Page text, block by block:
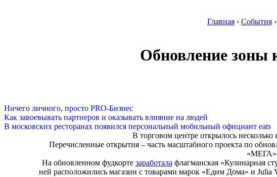
Главная› События›
Обновление зоны
Ничего личного, просто PRO-Бизнес
Как завоевывать партнеров и оказывать влияние на людей
В московских ресторанах появился персональный мобильный официант eats
В торговом центре открылось
Перечисленные открытия – часть масштабного проекта по
«МЕГА»
На обновленном фудкорте заработала флагманская «Кулинарная
ней расположились магазин с товарами марок «Едим Дома» и